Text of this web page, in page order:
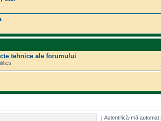
tehnice ale forumului
|Autentifică-mă